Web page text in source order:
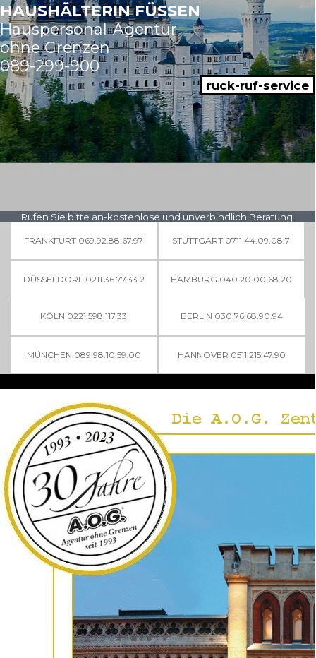
HAUSHÄLTERIN FÜSSEN
Hauspersonal-Agentur
ohne Grenzen
089-299-900
ruck-ruf-service
Rufen Sie bitte an-kostenlose und unverbindlich Beratung.
FRANKFURT 069.92.88.67.97
DÜSSELDORF 0211.36.77.33.2
STUTTGART 0711.44.09.08.7
HAMBURG 040.20.00.68.20
KÖLN 0221.598.117.33
MÜNCHEN 089.98.10.59.00
BERLIN 030.76.68.90.94
HANNOVER 0511.215.47.90